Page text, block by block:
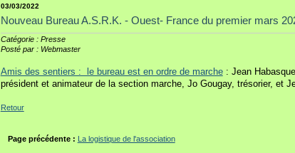
03/03/2022
Nouveau Bureau A.S.R.K. - Ouest- France du premier mars
Catégorie : Presse
Posté par : Webmaster
Amis des sentiers : le bureau est en ordre de marche: Jean
président et animateur de la section marche, Jo Gougay, trésorier, et
Retour
Page précédente : La logistique de l'association